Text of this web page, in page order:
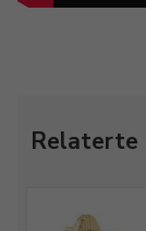
Relaterte